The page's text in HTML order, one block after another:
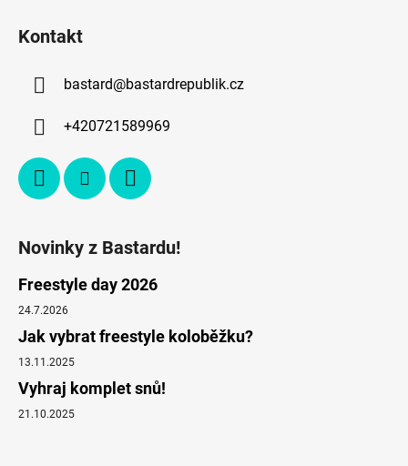
Kontakt
bastard@bastardrepublik.cz
+420721589969
Novinky z Bastardu!
Freestyle day 2026
24.7.2026
Jak vybrat freestyle koloběžku?
13.11.2025
Vyhraj komplet snů!
21.10.2025